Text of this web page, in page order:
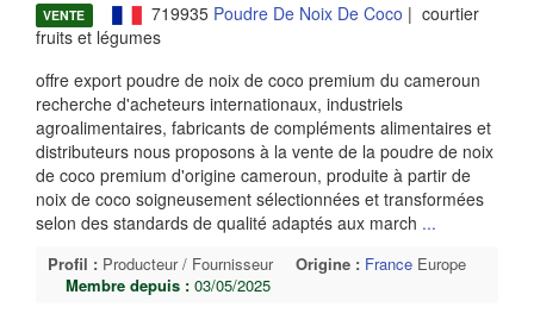
VENTE 719935 Poudre De Noix De Coco | courtier
fruits et légumes
offre export poudre de noix de coco premium du cameroun
recherche d'acheteurs internationaux, industriels
agroalimentaires, fabricants de compléments alimentaires et
distributeurs nous proposons à la vente de la poudre de noix
de coco premium d'origine cameroun, produite à partir de
noix de coco soigneusement sélectionnées et transformées
selon des standards de qualité adaptés aux march ...
Profil : Producteur / Fournisseur Origine : France Europe
Membre depuis : 03/05/2025